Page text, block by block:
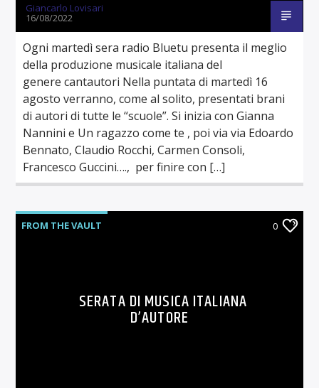
Giancarlo Lovisari
16/08/2022
Ogni martedì sera radio Bluetu presenta il meglio
della produzione musicale italiana del
genere cantautori Nella puntata di martedì 16
agosto verranno, come al solito, presentati brani
di autori di tutte le “scuole”. Si inizia con Gianna
Nannini e Un ragazzo come te , poi via via Edoardo
Bennato, Claudio Rocchi, Carmen Consoli,
Francesco Guccini…., per finire con […]
FROM THE VAULT 0
SERATA DI MUSICA ITALIANA
D’AUTORE